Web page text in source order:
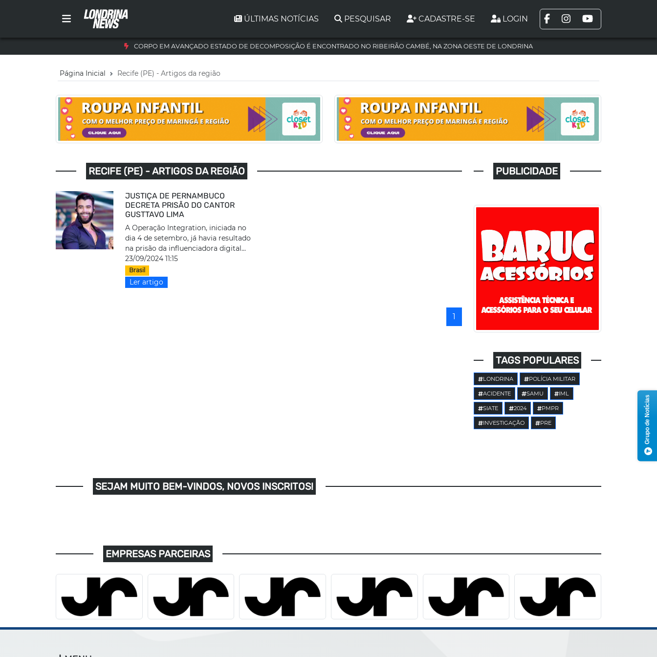
ÚLTIMAS NOTÍCIAS PESQUISAR CADASTRE-SE LOGIN
CORPO EM AVANÇADO ESTADO DE DECOMPOSIÇÃO É ENCONTRADO NO RIBEIRÃO CAMBÉ, NA ZONA OESTE DE LONDRINA
Página Inicial Recife (PE) - Artigos da região
RECIFE (PE) - ARTIGOS DA REGIÃO
JUSTIÇA DE PERNAMBUCO
DECRETA PRISÃO DO CANTOR
GUSTTAVO LIMA
A Operação Integration, iniciada no
dia 4 de setembro, já havia resultado
na prisão da influenciadora digital...
23/09/2024 11:15
Brasil
Ler artigo
1
PUBLICIDADE
TAGS POPULARES
LONDRINA POLÍCIA MILITAR
ACIDENTE SAMU IML
SIATE 2024 PMPR
INVESTIGAÇÃO PRE
SEJAM MUITO BEM-VINDOS, NOVOS INSCRITOS!
EMPRESAS PARCEIRAS
Grupo de Notícias